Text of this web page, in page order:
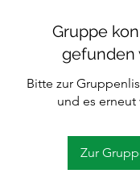
Gruppe
gefunden
Bitte zur
und es erneut
Zur